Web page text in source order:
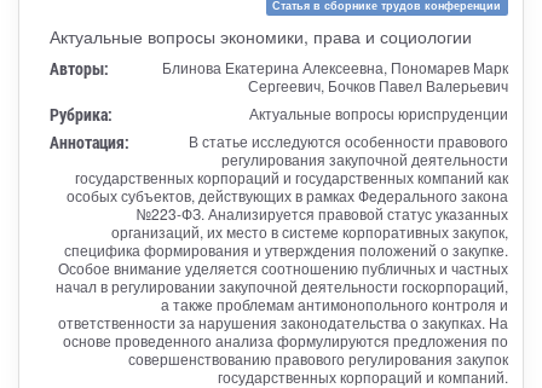
Статья в сборнике трудов конференции
Актуальные вопросы экономики, права и социологии
Авторы:
Блинова Екатерина Алексеевна, Пономарев Марк
Сергеевич, Бочков Павел Валерьевич
Рубрика: Актуальные вопросы юриспруденции
Аннотация:
В статье исследуются особенности правового
регулирования закупочной деятельности
государственных корпораций и государственных компаний как
особых субъектов, действующих в рамках Федерального закона
№223-ФЗ. Анализируется правовой статус указанных
организаций, их место в системе корпоративных закупок,
специфика формирования и утверждения положений о закупке.
Особое внимание уделяется соотношению публичных и частных
начал в регулировании закупочной деятельности госкорпораций,
а также проблемам антимонопольного контроля и
ответственности за нарушения законодательства о закупках. На
основе проведенного анализа формулируются предложения по
совершенствованию правового регулирования закупок
государственных корпораций и компаний.